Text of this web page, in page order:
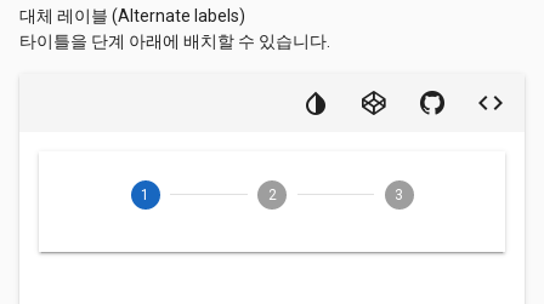
대체 레이블 (Alternate labels)
타이틀을 단계 아래에 배치할 수 있습니다.
1 2 3